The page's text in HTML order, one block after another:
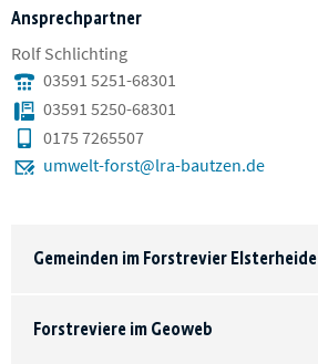
Ansprechpartner
Rolf Schlichting
03591 5251-68301
03591 5250-68301
0175 7265507
umwelt-forst@lra-bautzen.de
Gemeinden im Forstrevier Elsterheide
Forstreviere im Geoweb